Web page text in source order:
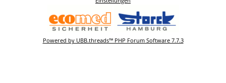
Powered by UBB.threads™ PHP Forum Software 7.7.3